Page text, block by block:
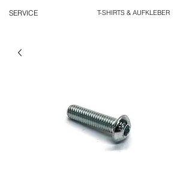
SERVICE T-SHIRTS & AUFKLEBER